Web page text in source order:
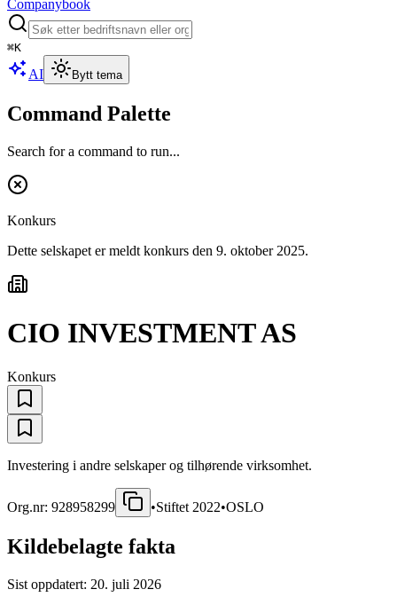
Companybook
⌘K
AI Bytt tema
Command Palette
Search for a command to run...
Konkurs
Dette selskapet er meldt konkurs den 9. oktober 2025.
CIO INVESTMENT AS
Konkurs
Investering i andre selskaper og tilhørende virksomhet.
Org.nr: 928958299 •Stiftet 2022•OSLO
Kildebelagte fakta
Sist oppdatert: 20. juli 2026